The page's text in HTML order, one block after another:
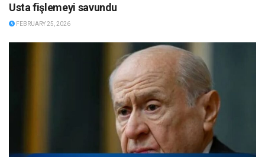
Usta fişlemeyi savundu
FEBRUARY 25, 2026